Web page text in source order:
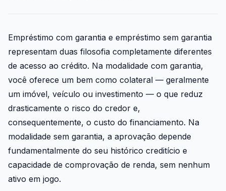
Empréstimo com garantia e empréstimo sem garantia
representam duas filosofia completamente diferentes
de acesso ao crédito. Na modalidade com garantia,
você oferece um bem como colateral — geralmente
um imóvel, veículo ou investimento — o que reduz
drasticamente o risco do credor e,
consequentemente, o custo do financiamento. Na
modalidade sem garantia, a aprovação depende
fundamentalmente do seu histórico creditício e
capacidade de comprovação de renda, sem nenhum
ativo em jogo.